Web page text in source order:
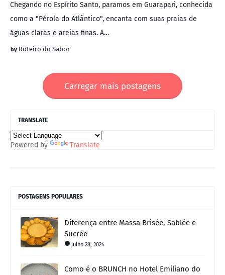
Chegando no Espírito Santo, paramos em Guarapari, conhecida
como a "Pérola do Atlântico", encanta com suas praias de
águas claras e areias finas. A…
Roteiro do Sabor
Carregar mais postagens
TRANSLATE
Powered by Translate
POSTAGENS POPULARES
Diferença entre Massa Brisée, Sablée e
Sucrée
julho 28, 2024
Como é o BRUNCH no Hotel Emiliano do